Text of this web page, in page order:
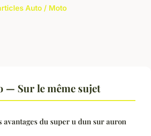
Auto / Moto
— Sur le même sujet
avantages du super u dun sur auron